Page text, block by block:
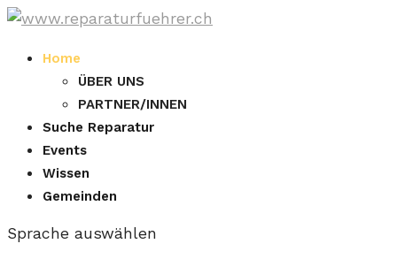
Home
ÜBER UNS
PARTNER/INNEN
Suche Reparatur
Events
Wissen
Gemeinden
Sprache auswählen